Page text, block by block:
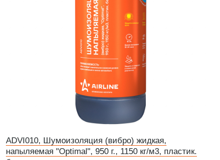
ADVI010, Шумоизоляция (вибро) жидкая,
напыляемая "Optimal", 950 г., 1150 кг/м3, пластик.